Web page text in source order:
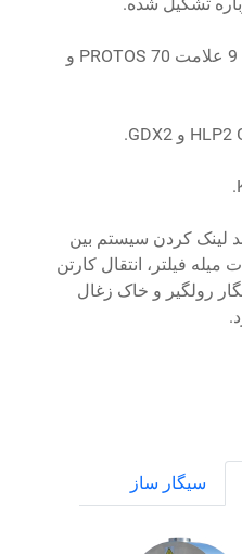
4. سیگار ساز با نوع علامت 8 9 علامت PROTOS 70 و
لینک کردن سیستم بین
فیلتر، انتقال کارتن
رولگیر و خاک زغال
سیگار ساز